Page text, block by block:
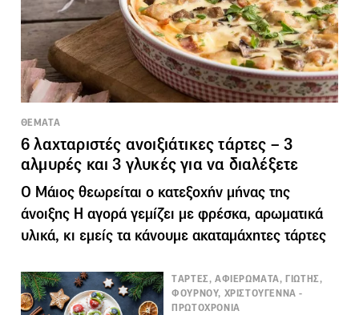
ΘΕΜΑΤΑ
6 λαχταριστές ανοιξιάτικες τάρτες – 3
αλμυρές και 3 γλυκές για να διαλέξετε
Ο Μάιος θεωρείται ο κατεξοχήν μήνας της
άνοιξης Η αγορά γεμίζει με φρέσκα, αρωματικά
υλικά, κι εμείς τα κάνουμε ακαταμάχητες τάρτες
TΑΡΤΕΣ, ΑΦΙΕΡΩΜΑΤΑ, ΓΙΩΤΗΣ,
ΦΟΥΡΝΟΥ, ΧΡΙΣΤΟΥΓΕΝΝΑ -
ΠΡΩΤΟΧΡΟΝΙΑ